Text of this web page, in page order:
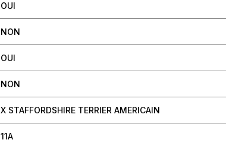
OUI
NON
OUI
NON
X STAFFORDSHIRE TERRIER AMERICAIN
11A